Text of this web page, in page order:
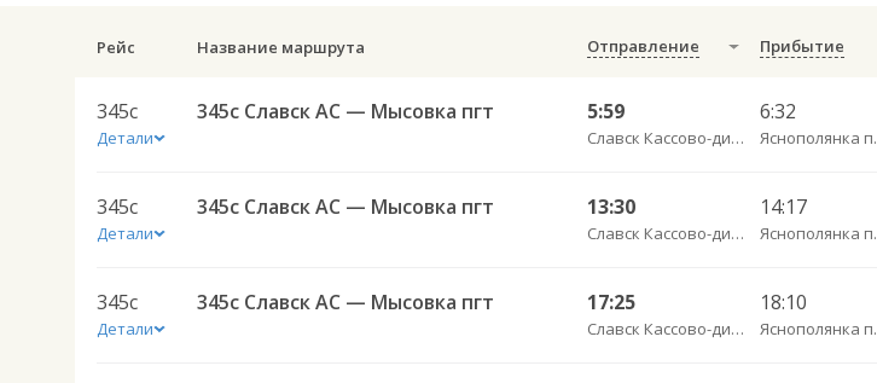
Рейс Название маршрута Отправление Прибытие
345с
Детали
345с Славск АС — Мысовка пгт 5:59
Славск Кассово-диспетчрский пункт
6:32
Яснополянка п.
345с
Детали
345с Славск АС — Мысовка пгт 13:30
Славск Кассово-диспетчрский пункт
14:17
Яснополянка п.
345с
Детали
345с Славск АС — Мысовка пгт 17:25
Славск Кассово-диспетчрский пункт
18:10
Яснополянка п.